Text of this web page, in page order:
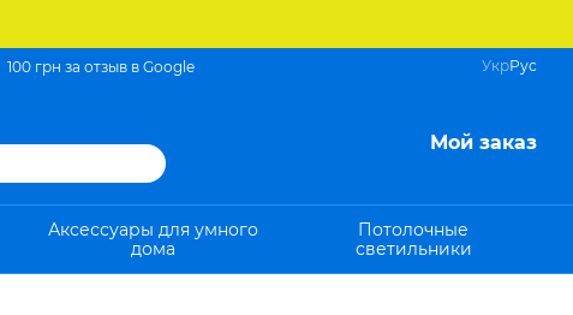
100 грн за отзыв в Google УкрРус
Мой заказ
Аксессуары для умного
дома
Потолочные
светильники